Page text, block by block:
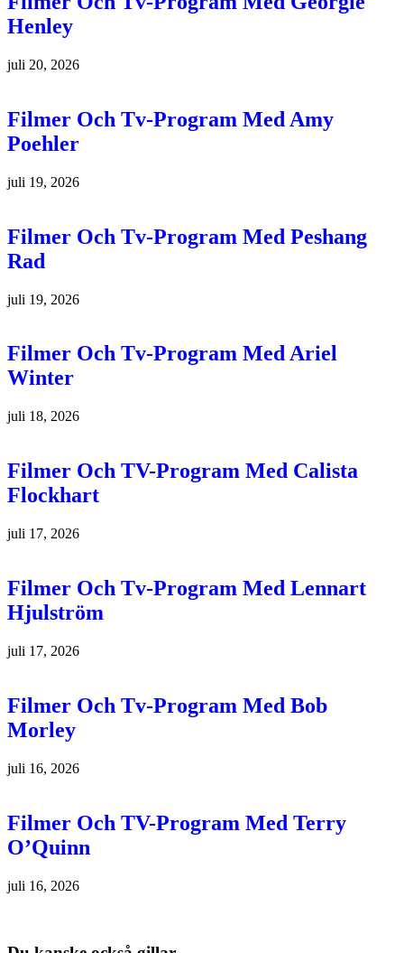
Henley
juli 20, 2026
Filmer Och Tv-Program Med Amy
Poehler
juli 19, 2026
Filmer Och Tv-Program Med Peshang
Rad
juli 19, 2026
Filmer Och Tv-Program Med Ariel
Winter
juli 18, 2026
Filmer Och TV-Program Med Calista
Flockhart
juli 17, 2026
Filmer Och Tv-Program Med Lennart
Hjulström
juli 17, 2026
Filmer Och Tv-Program Med Bob
Morley
juli 16, 2026
Filmer Och TV-Program Med Terry
O’Quinn
juli 16, 2026